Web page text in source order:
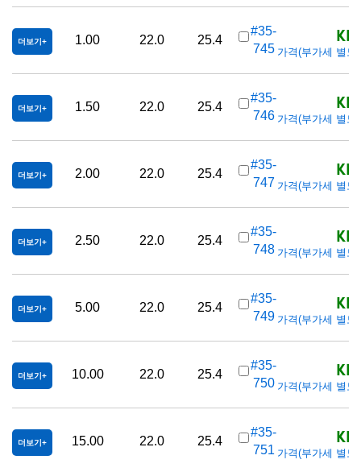
더보기 1.00 22.0 25.4
#35-
745 가격(부가세 별도
더보기 1.50 22.0 25.4
#35-
746 가격(부가세 별도
더보기 2.00 22.0 25.4
#35-
747 가격(부가세 별도
더보기 2.50 22.0 25.4
#35-
748 가격(부가세 별도
더보기 5.00 22.0 25.4
#35-
749 가격(부가세 별도
더보기 10.00 22.0 25.4
#35-
750 가격(부가세 별도
더보기 15.00 22.0 25.4
#35-
751 가격(부가세 별도